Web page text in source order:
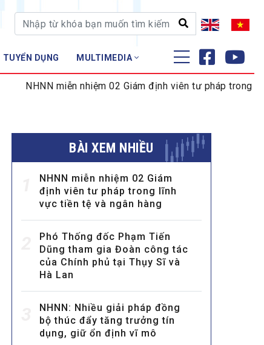
TUYỂN DỤNG MULTIMEDIA
ĐÀO TẠO - NGHIÊN CỨU
miễn nhiệm 02 Giám định viên tư pháp trong lĩnh vực tiền
BÀI XEM NHIỀU
NHNN miễn nhiệm 02 Giám
định viên tư pháp trong lĩnh
vực tiền tệ và ngân hàng
Phó Thống đốc Phạm Tiến
Dũng tham gia Đoàn công tác
của Chính phủ tại Thụy Sĩ và
Hà Lan
NHNN: Nhiều giải pháp đồng
bộ thúc đẩy tăng trưởng tín
dụng, giữ ổn định vĩ mô